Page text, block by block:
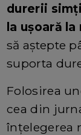
durerii
la ușoară
să aștepte
suporta
Folosirea
cea din
înțelegerea